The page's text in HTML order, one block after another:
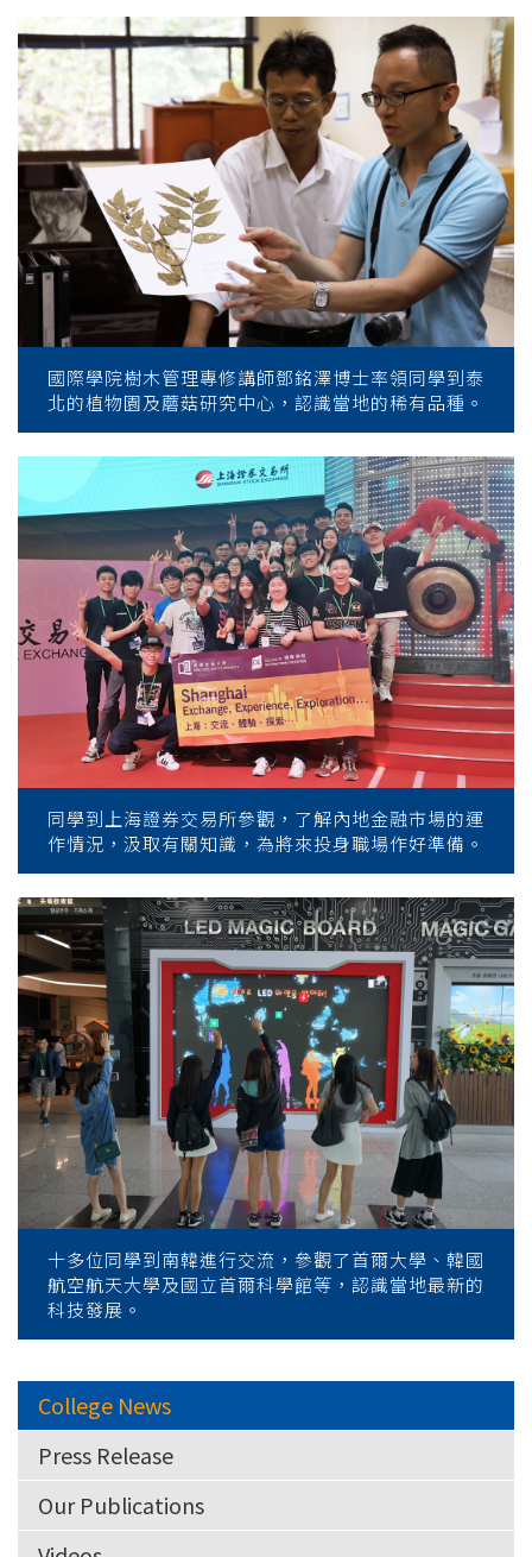
國際學院樹木管理專修講師鄧銘澤博士率領同學到泰
北的植物園及蘑菇研究中心，認識當地的稀有品種。
同學到上海證券交易所參觀，了解內地金融市場的運
作情況，汲取有關知識，為將來投身職場作好準備。
十多位同學到南韓進行交流，參觀了首爾大學、韓國
航空航天大學及國立首爾科學館等，認識當地最新的
科技發展。
College News
Press Release
Our Publications